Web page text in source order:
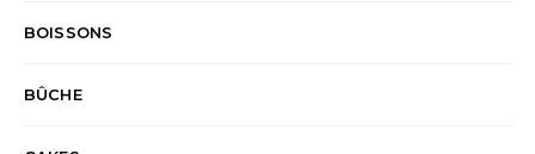
BOISSONS
BÛCHE